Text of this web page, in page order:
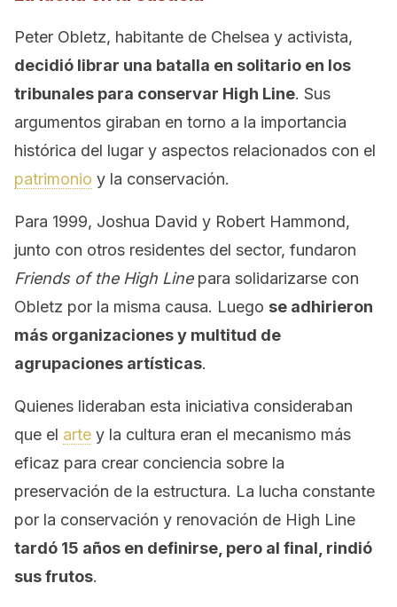
Peter Obletz, habitante de Chelsea y activista,
decidió librar una batalla en solitario en los
tribunales para conservar High Line. Sus
argumentos giraban en torno a la importancia
histórica del lugar y aspectos relacionados con el
patrimonio y la conservación.
Para 1999, Joshua David y Robert Hammond,
junto con otros residentes del sector, fundaron
Friends of the High Linepara solidarizarse con
Obletz por la misma causa. Luego se adhirieron
más organizaciones y multitud de
agrupaciones artísticas.
Quienes lideraban esta iniciativa consideraban
que el arte y la cultura eran el mecanismo más
eficaz para crear conciencia sobre la
preservación de la estructura. La lucha constante
por la conservación y renovación de High Line
tardó 15 años en definirse, pero al final, rindió
sus frutos.